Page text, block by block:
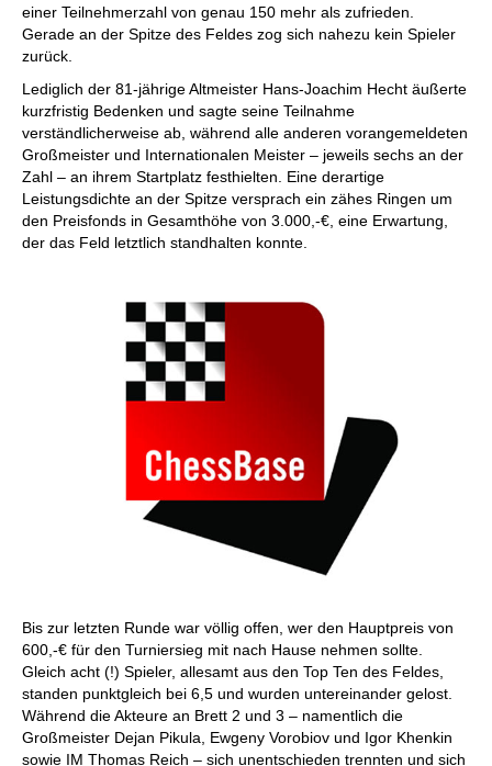
einer Teilnehmerzahl von genau 150 mehr als zufrieden.
Gerade an der Spitze des Feldes zog sich nahezu kein Spieler
zurück.
Lediglich der 81-jährige Altmeister Hans-Joachim Hecht äußerte
kurzfristig Bedenken und sagte seine Teilnahme
verständlicherweise ab, während alle anderen vorangemeldeten
Großmeister und Internationalen Meister – jeweils sechs an der
Zahl – an ihrem Startplatz festhielten. Eine derartige
Leistungsdichte an der Spitze versprach ein zähes Ringen um
den Preisfonds in Gesamthöhe von 3.000,-€, eine Erwartung,
der das Feld letztlich standhalten konnte.
Bis zur letzten Runde war völlig offen, wer den Hauptpreis von
600,-€ für den Turniersieg mit nach Hause nehmen sollte.
Gleich acht (!) Spieler, allesamt aus den Top Ten des Feldes,
standen punktgleich bei 6,5 und wurden untereinander gelost.
Während die Akteure an Brett 2 und 3 – namentlich die
Großmeister Dejan Pikula, Ewgeny Vorobiov und Igor Khenkin
sowie IM Thomas Reich – sich unentschieden trennten und sich